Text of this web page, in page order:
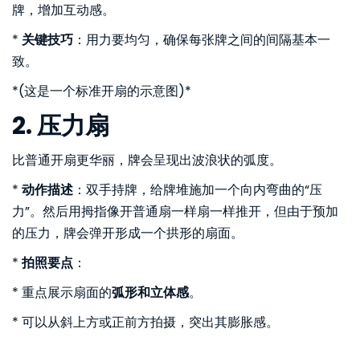
牌，增加互动感。
* 关键技巧 ：用力要均匀，确保每张牌之间的间隔基本一
致。
*(这是一个标准开扇的示意图)*
2. 压力扇
比普通开扇更华丽，牌会呈现出波浪状的弧度。
* 动作描述 ：双手持牌，给牌堆施加一个向内弯曲的“压
力”。然后用拇指像开普通扇一样扇一样推开，但由于预加
的压力，牌会弹开形成一个拱形的扇面。
* 拍照要点 ：
* 重点展示扇面的弧形和立体感。
* 可以从斜上方或正前方拍摄，突出其膨胀感。